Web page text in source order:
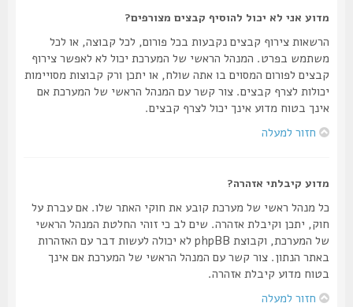
מדוע אני לא יכול להוסיף קבצים מצורפים?
הרשאות צירוף קבצים נקבעות בכל פורום, לכל קבוצה, או לכל
משתמש בפרט. המנהל הראשי של המערכת יכול לא לאפשר צירוף
קבצים לפורום המסוים בו אתה שולח, או יתכן ורק קבוצות מסויימות
יכולות לצרף קבצים. צור קשר עם המנהל הראשי של המערכת אם
אינך בטוח מדוע אינך יכול לצרף קבצים.
חזור למעלה
מדוע קיבלתי אזהרה?
כל מנהל ראשי של מערכת קובע את חוקי האתר שלו. אם עברת על
חוק, יתכן וקיבלת אזהרה. שים לב כי זוהי החלטת המנהל הראשי
של המערכת, וקבוצת phpBB לא יכולה לעשות דבר עם האזהרות
באתר הנתון. צור קשר עם המנהל הראשי של המערכת אם אינך
בטוח מדוע קיבלת אזהרה.
חזור למעלה